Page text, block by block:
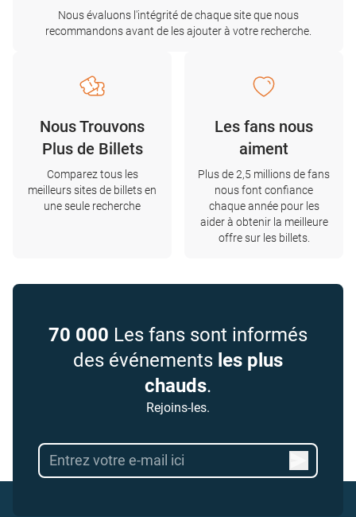
Nous évaluons l'intégrité de chaque site que nous
recommandons avant de les ajouter à votre recherche.
Nous Trouvons
Plus de Billets
Comparez tous les
meilleurs sites de billets en
une seule recherche
Les fans nous
aiment
Plus de 2,5 millions de fans
nous font confiance
chaque année pour les
aider à obtenir la meilleure
offre sur les billets.
70 000 Les fans sont informés
des événements les plus
chauds.
Rejoins-les.